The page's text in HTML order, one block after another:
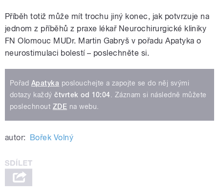
Příběh totiž může mít trochu jiný konec, jak potvrzuje na
jednom z příběhů z praxe lékař Neurochirurgické kliniky
FN Olomouc MUDr. Martin Gabryš v pořadu Apatyka o
neurostimulaci bolestí – poslechněte si.
Pořad Apatyka poslouchejte a zapojte se do něj svými
dotazy každýčtvrtek od 10:04 . Záznam si následně můžete
poslechnout ZDE na webu.
autor: Bořek Volný